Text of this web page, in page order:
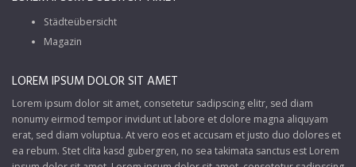
Städteübersicht
Magazin
LOREM IPSUM DOLOR SIT AMET
Lorem ipsum dolor sit amet, consetetur sadipscing elitr, sed diam
nonumy eirmod tempor invidunt ut labore et dolore magna aliquyam
erat, sed diam voluptua. At vero eos et accusam et justo duo dolores et
ea rebum. Stet clita kasd gubergren, no sea takimata sanctus est Lorem